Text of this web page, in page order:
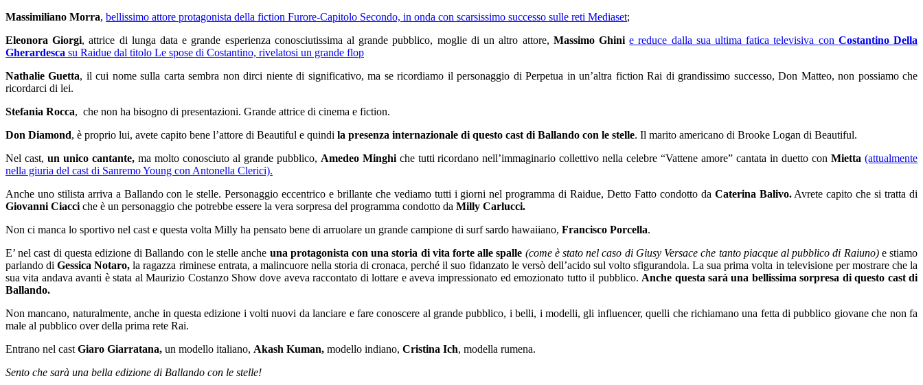
Massimiliano Morra, bellissimo attore protagonista della fiction Furore-Capitolo Secondo, in onda con scarsissimo successo sulle reti Mediaset;
Eleonora Giorgi, attrice di lunga data e grande esperienza conosciutissima al grande pubblico, moglie di un altro attore, Massimo Ghini e reduce dalla sua ultima fatica televisiva con Costantino Della
Gherardesca su Raidue dal titolo Le spose di Costantino, rivelatosi un grande flop
Nathalie Guetta, il cui nome sulla carta sembra non dirci niente di significativo, ma se ricordiamo il personaggio di Perpetua in un’altra fiction Rai di grandissimo successo, Don Matteo, non possiamo che
ricordarci di lei.
Stefania Rocca, che non ha bisogno di presentazioni. Grande attrice di cinema e fiction.
Don Diamond, è proprio lui, avete capito bene l’attore di Beautiful e quindi la presenza internazionale di questo cast di Ballando con le stelle. Il marito americano di Brooke Logan di Beautiful.
Nel cast, un unico cantante, ma molto conosciuto al grande pubblico, Amedeo Minghiche tutti ricordano nell’immaginario collettivo nella celebre “Vattene amore” cantata in duetto con Mietta (attualmente
nella giuria del cast di Sanremo Young con Antonella Clerici).
Anche uno stilista arriva a Ballando con le stelle. Personaggio eccentrico e brillante che vediamo tutti i giorni nel programma di Raidue, Detto Fatto condotto da Caterina Balivo.Avrete capito che si tratta di
Giovanni Ciacci che è un personaggio che potrebbe essere la vera sorpresa del programma condotto da Milly Carlucci.
Non ci manca lo sportivo nel cast e questa volta Milly ha pensato bene di arruolare un grande campione di surf sardo hawaiiano, Francisco Porcella.
E’ nel cast di questa edizione di Ballando con le stelle anche una protagonista con una storia di vita forte alle spalle (come è stato nel caso di Giusy Versace che tanto piacque al pubblico di Raiuno)e stiamo
parlando diGessica Notaro, la ragazza riminese entrata, a malincuore nella storia di cronaca, perché il suo fidanzato le versò dell’acido sul volto sfigurandola. La sua prima volta in televisione per mostrare che la
sua vita andava avanti è stata al Maurizio Costanzo Show dove aveva raccontato di lottare e aveva impressionato ed emozionato tutto il pubblico. Anche questa sarà una bellissima sorpresa di questo cast di
Ballando.
Non mancano, naturalmente, anche in questa edizione i volti nuovi da lanciare e fare conoscere al grande pubblico, i belli, i modelli, gli influencer, quelli che richiamano una fetta di pubblico giovane che non fa
male al pubblico over della prima rete Rai.
Entrano nel cast Giaro Giarratana, un modello italiano, Akash Kuman, modello indiano, Cristina Ich, modella rumena.
Sento che sarà una bella edizione di Ballando con le stelle!